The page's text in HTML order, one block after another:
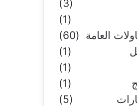
(3)
(1)
العامة (60)
(1)
(1)
(1)
(5)